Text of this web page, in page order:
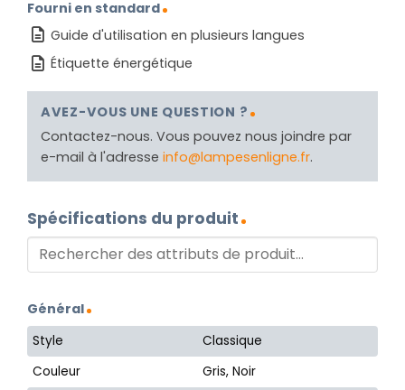
Fourni en standard
Guide d'utilisation en plusieurs langues
Étiquette énergétique
AVEZ-VOUS UNE QUESTION ?
Contactez-nous. Vous pouvez nous joindre par
e-mail à l'adresse info@lampesenligne.fr.
Spécifications du produit
Général
Style
Classique
Couleur
Gris, Noir